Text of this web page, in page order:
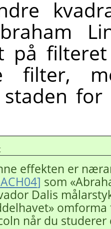
på
filter,
for
effekten er
] som
Dalis
når du